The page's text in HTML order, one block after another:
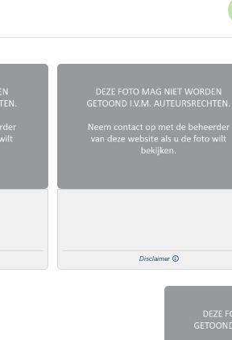
Disclaimer